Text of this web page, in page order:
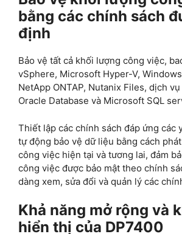
bằng các chính sách
định
Bảo vệ tất cả khối lượng công việc,
vSphere, Microsoft Hyper-V,
NetApp ONTAP, Nutanix Files, dịch
Oracle Database và Microsoft SQL
Thiết lập các chính sách đáp ứng các
tự động bảo vệ dữ liệu bằng cách
công việc hiện tại và tương lai, đảm
công việc được bảo mật theo chính
dàng xem, sửa đổi và quản lý các
Khả năng mở rộng và
hiển thị của DP7400